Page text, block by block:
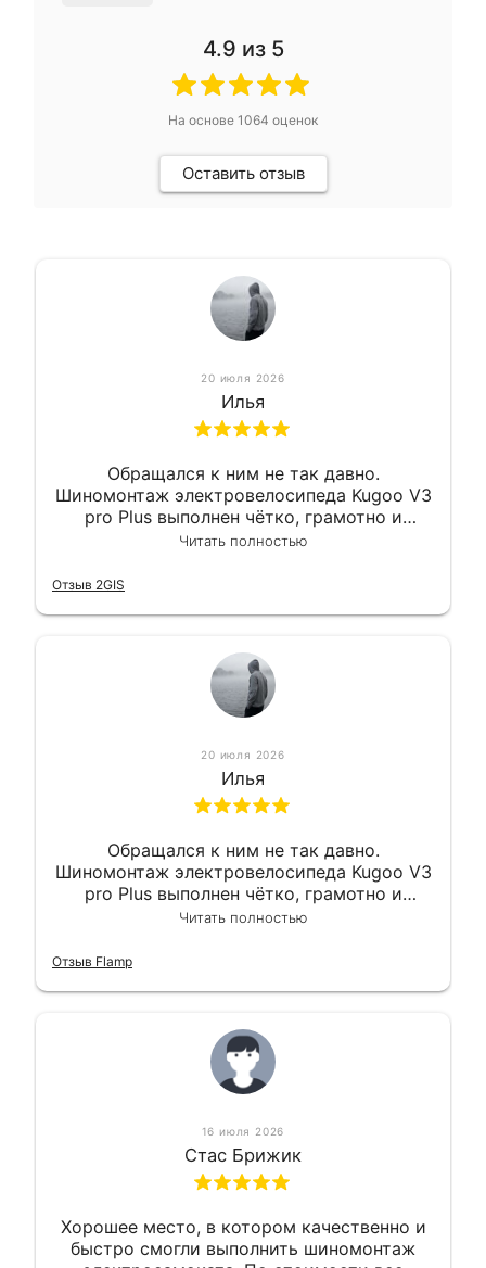
4.9 из 5
На основе 1064 оценок
Оставить отзыв
20 июля 2026
Илья
Обращался к ним не так давно.
Шиномонтаж электровелосипеда Kugoo V3
pro Plus выполнен чётко, грамотно и
квалифицированно. Всё сделано
Читать полностью
Отзыв 2GIS
20 июля 2026
Илья
Обращался к ним не так давно.
Шиномонтаж электровелосипеда Kugoo V3
pro Plus выполнен чётко, грамотно и
квалифицированно. Всё сделано
Читать полностью
Отзыв Flamp
16 июля 2026
Стас Брижик
Хорошее место, в котором качественно и
быстро смогли выполнить шиномонтаж